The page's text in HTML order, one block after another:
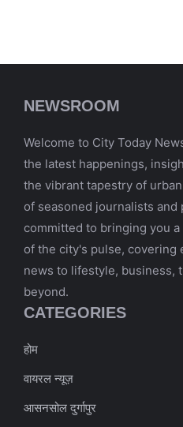
NEWSROOM
Welcome to City Today
the latest happenings,
the vibrant tapestry of
of seasoned journalists
committed to bringing you
of the city's pulse, covering
news to lifestyle, business,
beyond.
CATEGORIES
होम
वायरल न्यूज़
आसनसोल दुर्गापुर